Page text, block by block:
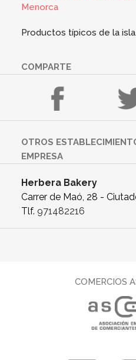
Menorca
Productos típicos de la isla.
COMPARTE
OTROS
EMPRESA
Herbera Bakery
Carrer de Maó, 28 -
Tlf. 971482216
COMERCIOS